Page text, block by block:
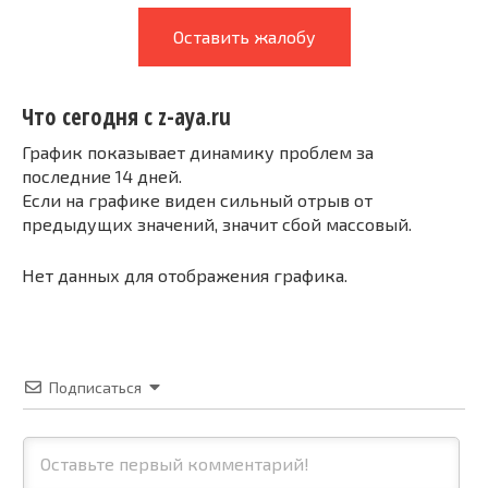
Оставить жалобу
Что сегодня с z-aya.ru
График показывает динамику проблем за
последние 14 дней.
Если на графике виден сильный отрыв от
предыдущих значений, значит сбой массовый.
Нет данных для отображения графика.
Подписаться